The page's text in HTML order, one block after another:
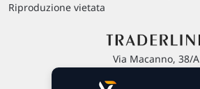
Riproduzione vietata
Via Macanno, 38/A